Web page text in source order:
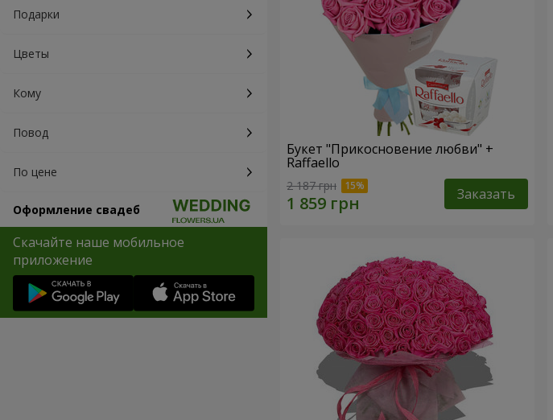
Подарки
Цветы
Кому
Повод
По цене
Оформление свадеб
Скачайте наше мобильное
приложение
Букет "Прикосновение любви" +
Raffaello
2 187 грн Заказать